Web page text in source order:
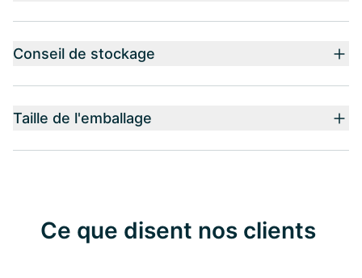
Conseil de stockage
Taille de l'emballage
Ce que disent nos clients